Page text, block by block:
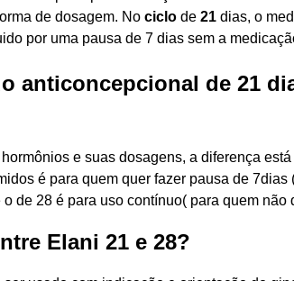
de dosagem. No ciclo de 21 dias, o
por uma pausa de 7 dias sem a
anticoncepcional de 21
e suas dosagens, a diferença
é para quem quer fazer pausa de 7dias
de 28 é para uso contínuo( para quem não
Elani 21 e 28?